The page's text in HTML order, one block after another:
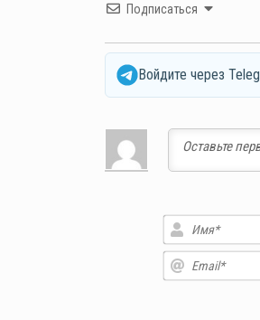
Подписаться
Войдите через